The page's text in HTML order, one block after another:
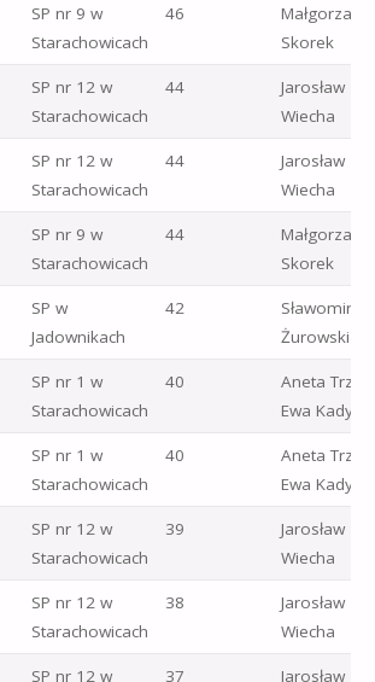
SP nr 9 w
Starachowicach
46
Małgorzata
Skorek
SP nr 12 w
Starachowicach
44
Jarosław
Wiecha
SP nr 12 w
Starachowicach
44
Jarosław
Wiecha
SP nr 9 w
Starachowicach
44
Małgorzata
Skorek
SP w
Jadownikach
42
Sławomir
Żurowski
SP nr 1 w
Starachowicach
40
Aneta
Ewa Kadylak
SP nr 1 w
Starachowicach
40
Aneta
Ewa Kadylak
SP nr 12 w
Starachowicach
39
Jarosław
Wiecha
SP nr 12 w
Starachowicach
38
Jarosław
Wiecha
SP nr 12 w 37 Jarosław